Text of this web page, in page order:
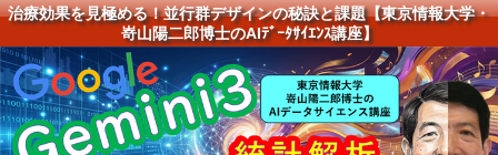
治療効果を見極める！並行群デザインの秘訣と課題【東京情報大学・
嵜山陽二郎博士のAIﾃﾞｰﾀｻｲｴﾝｽ講座】